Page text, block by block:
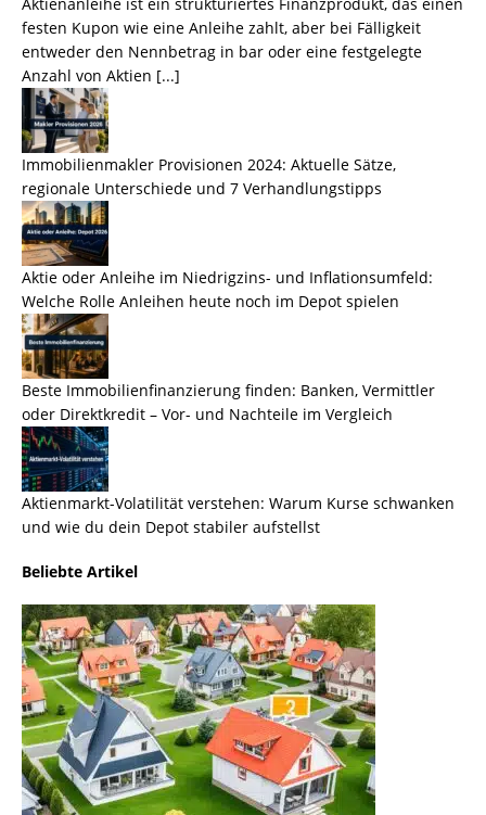
Aktienanleihe ist ein strukturiertes Finanzprodukt, das einen
festen Kupon wie eine Anleihe zahlt, aber bei Fälligkeit
entweder den Nennbetrag in bar oder eine festgelegte
Anzahl von Aktien [...]
Immobilienmakler Provisionen 2024: Aktuelle Sätze,
regionale Unterschiede und 7 Verhandlungstipps
Aktie oder Anleihe im Niedrigzins- und Inflationsumfeld:
Welche Rolle Anleihen heute noch im Depot spielen
Beste Immobilienfinanzierung finden: Banken, Vermittler
oder Direktkredit – Vor- und Nachteile im Vergleich
Aktienmarkt-Volatilität verstehen: Warum Kurse schwanken
und wie du dein Depot stabiler aufstellst
Beliebte Artikel